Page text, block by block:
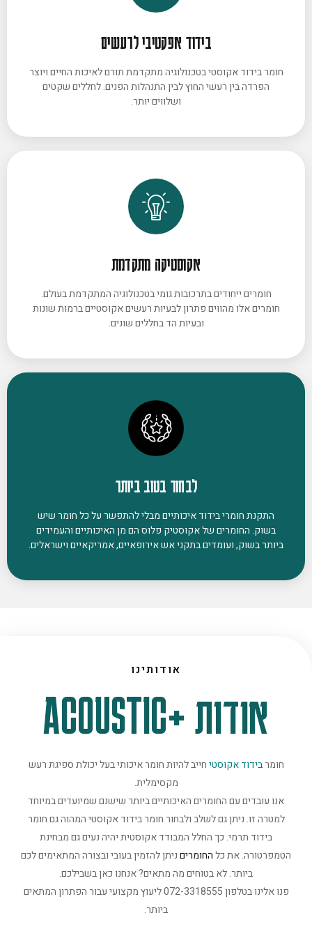
בידוד אפקטיבי לרעשים
חומר בידוד אקוסטי בטכנולוגיה מתקדמת תורם לאיכות החיים ויוצר
הפרדה בין רעשי החוץ לבין התנהלות הפנים. לחללים שקטים
ושלווים יותר.
אקוסטיקה מתקדמת
חומרים ייחודים בתרכובות גומי בטכנולוגיה המתקדמת בעולם.
חומרים אלו מהווים פתרון לבעיות רעשים אקוסטיים ברמות שונות
ובעיות הד בחללים שונים.
לבחור בטוב ביותר
התקנת חומרי בידוד איכותיים מבלי להתפשר על כל חומר שיש
בשוק. החומרים של אקוסטיק פלוס הם מן האיכותיים והעמידים
ביותר בשוק, ועומדים בתקני אש אירופאיים, אמריקאיים וישראלים.
אודותינו
אודות +ACOUSTIC
חומרבידוד אקוסטיחייב להיות חומר איכותי בעל יכולת ספיגת רעש
מקסימלית.
אנו עובדים עם החומרים האיכותיים ביותר שישנם שמיועדים במיוחד
למטרה זו. ניתן גם לשלב ולבחור חומר בידוד אקוסטי המהוה גם חומר
בידוד תרמי. כך החלל המבודד אקוסטית יהיה נעים גם מבחינת
הטמפרטורה. את כלהחומריםניתן להזמין בעובי ובצורה המתאימים לכם
ביותר. לא בטוחים מה מתאים? אנחנו כאן בשבילכם.
פנו אלינו בטלפון 072-3318555 ליעוץ מקצועי עבור הפתרון המתאים
ביותר.